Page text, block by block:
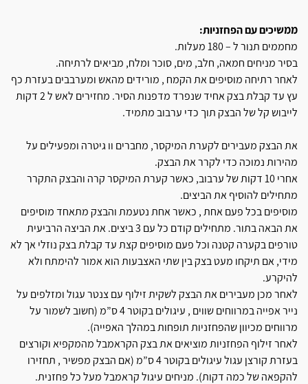
ממשיכים עם הפחזניות:
מחממים תנור ל – 180 מעלות.
בסיר מניחים חמאה, חלב, מים, סוכר ומלח, מביאים לרתיחה.
לאחר רתיחה מוסיפים את הקמח , מורידים מהאש ומערבבים בעזרת כף
עץ עד קבלת בצק אחיד שנפרד מדפנות הסיר. מחזירים לאש ל 2 דקות
לייבוש קל של הבצק תוך כדי ערבוב מתמיד.
את הבצק מעבירים לקערת המיקסר, מחברים וו גיטרה ומפעילים על
מהירות נמוכה כדי לקרר את הבצק.
אחרי 10 דקות של ערבוב, כאשר קערת המיקסר קרה והבצק התקרר
מתחילים להוסיף את הביצים.
מוסיפים בכל פעם אחת , כאשר אחת נטעמת והבצק מתאחד מוסיפים
את הבאה בתור. מתחילים קודם כל עם 3 ביצים. את הביצה הרביעית
טורפים בקערה קטנה וכל פעם מוסיפים קצת עד קבלת בצק נוזלי אך לא
מידי, אם תיקחו מעט בצק בין שתי האצבעות הוא אמור להימתח ולא
להיקרע.
לאחר מכן מעבירים את הבצק לשקית זילוף עם צנטר עגול ומזלפים על
נייר אפייה במרווחים שווים , עיגולים בקוטר 4 ס”מ (חשוב לשמור על
מרווחים מכיוון שהפחזניות תופחות במהלך האפייה).
לאחר זילוף הפחזניות מוציאים את בצק הקראמבל מהמקפיא וקורצים
בעזרת קורצן עגול עיגולים בקוטר 4 ס”מ (אם הבצק מפשיר , תחזירו
להקפאה של כמה דקות). מניחים עיגול קראמבל מעל כל פחזנית.